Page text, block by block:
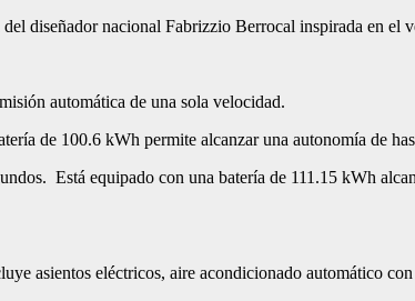
diseñador nacional Fabrizzio Berrocal inspirada en el
automática de una sola velocidad.
de 100.6 kWh permite alcanzar una autonomía de
Está equipado con una batería de 111.15 kWh
asientos eléctricos, aire acondicionado automático